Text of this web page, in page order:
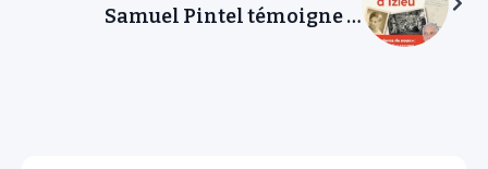
Samuel Pintel témoigne …